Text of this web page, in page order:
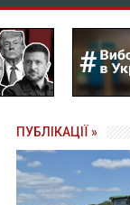
ПУБЛІКАЦІЇ »